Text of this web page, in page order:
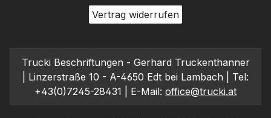
Vertrag widerrufen
Trucki Beschriftungen - Gerhard Truckenthanner
| Linzerstraße 10 - A-4650 Edt bei Lambach | Tel:
+43(0)7245-28431 | E-Mail: office@trucki.at